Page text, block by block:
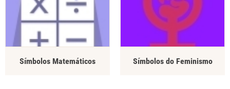
Símbolos Matemáticos Símbolos do Feminismo